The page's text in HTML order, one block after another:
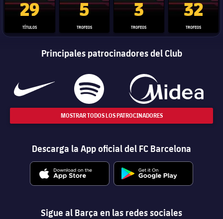
29
TÍTULOS
5
TROFEOS
3
TROFEOS
32
TROFEOS
Principales patrocinadores del Club
MOSTRAR TODOS LOS PATROCINADORES
Descarga la App oficial del FC Barcelona
Sigue al Barça en las redes sociales